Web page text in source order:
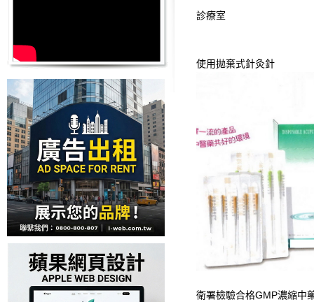
診療室
使用拋棄式針灸針
衛署檢驗合格GMP濃縮中